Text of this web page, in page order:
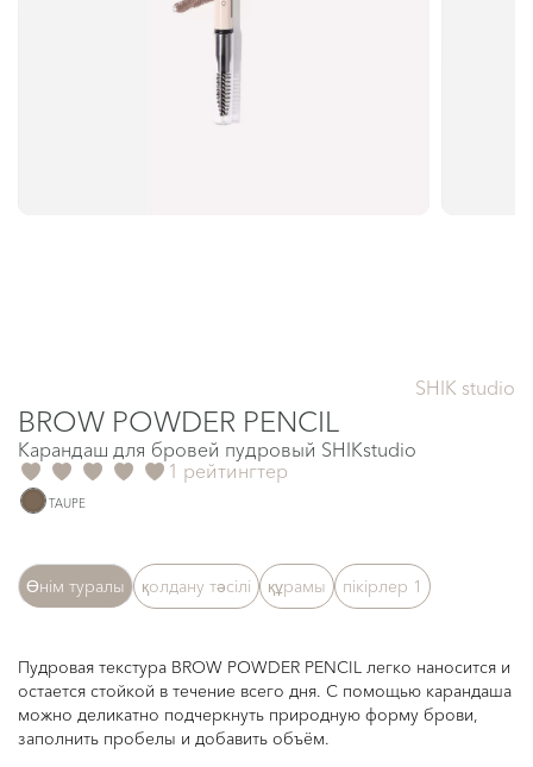
SHIK studio
BROW POWDER PENCIL
Карандаш для бровей пудровый SHIKstudio
1 рейтингтер
TAUPE
Өнім туралы қолдану тәсілі құрамы пікірлер 1
Пудровая текстура BROW POWDER PENCIL легко наносится и
остается стойкой в течение всего дня. С помощью карандаша
можно деликатно подчеркнуть природную форму брови,
заполнить пробелы и добавить объём.